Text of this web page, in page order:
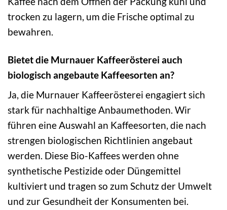
trocken zu lagern, um die Frische optimal zu
bewahren.
Bietet die Murnauer Kaffeerösterei auch
biologisch angebaute Kaffeesorten an?
Ja, die Murnauer Kaffeerösterei engagiert sich
stark für nachhaltige Anbaumethoden. Wir
führen eine Auswahl an Kaffeesorten, die nach
strengen biologischen Richtlinien angebaut
werden. Diese Bio-Kaffees werden ohne
synthetische Pestizide oder Düngemittel
kultiviert und tragen so zum Schutz der Umwelt
und zur Gesundheit der Konsumenten bei.